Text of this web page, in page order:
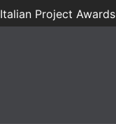
Italian Project Awards